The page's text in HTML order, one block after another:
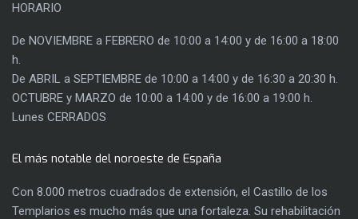
HORARIO
De NOVIEMBRE a FEBRERO de 10:00 a 14:00 y de 16:00 a 18:00
h.
De ABRIL a SEPTIEMBRE de 10:00 a 14:00 y de 16:30 a 20:30 h.
OCTUBRE y MARZO de 10:00 a 14:00 y de 16:00 a 19:00 h.
Lunes CERRADOS
El más notable del noroeste de España
Con 8.000 metros cuadrados de extensión, el Castillo de los
Templarios es mucho más que una fortaleza. Su rehabilitación